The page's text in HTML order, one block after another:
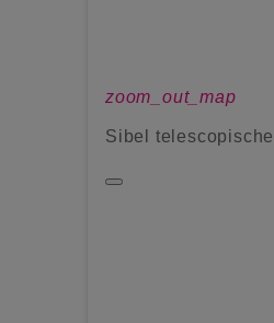
zoom_out_map
Sibel